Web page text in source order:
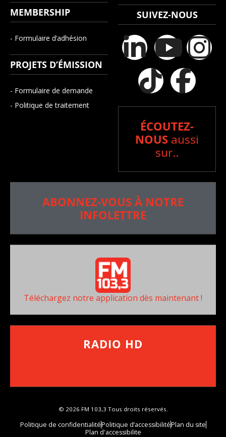
MEMBERSHIP
- Formulaire d’adhésion
PROJETS D’ÉMISSION
- Formulaire de demande
- Politique de traitement
SUIVEZ-NOUS
ÉCOUTEZ-
NOUS aussi
sur..
ABONNEZ-VOUS À NOTRE
INFOLETTRE
Téléchargez notre application dès maintenant !
RADIO HD
© 2026 FM 103,3 Tous droits réservés.
Politique de confidentialitéPolitique d’accessibilitéPlan du site
Plan d'accessibilite